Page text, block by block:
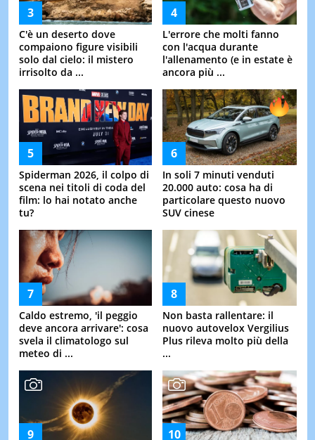
C'è un deserto dove
compaiono figure visibili
solo dal cielo: il mistero
irrisolto da ...
L'errore che molti fanno
con l'acqua durante
l'allenamento (e in estate è
ancora più ...
Spiderman 2026, il colpo di
scena nei titoli di coda del
film: lo hai notato anche
tu?
In soli 7 minuti venduti
20.000 auto: cosa ha di
particolare questo nuovo
SUV cinese
Caldo estremo, 'il peggio
deve ancora arrivare': cosa
svela il climatologo sul
meteo di ...
Non basta rallentare: il
nuovo autovelox Vergilius
Plus rileva molto più della
...